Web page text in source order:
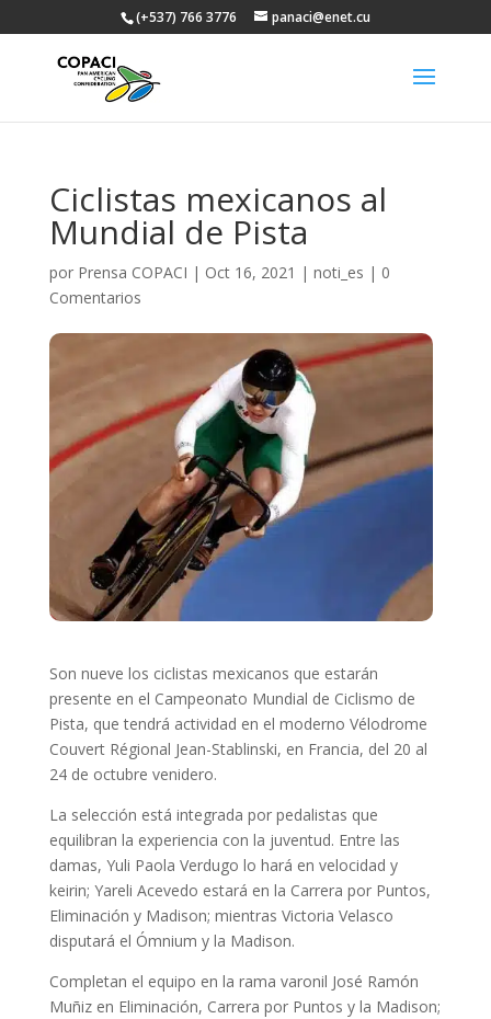
(+537) 766 3776 panaci@enet.cu
Ciclistas mexicanos al
Mundial de Pista
por Prensa COPACI | Oct 16, 2021 | noti_es | 0
Comentarios
Son nueve los ciclistas mexicanos que estarán
presente en el Campeonato Mundial de Ciclismo de
Pista, que tendrá actividad en el moderno Vélodrome
Couvert Régional Jean-Stablinski, en Francia, del 20 al
24 de octubre venidero.
La selección está integrada por pedalistas que
equilibran la experiencia con la juventud. Entre las
damas, Yuli Paola Verdugo lo hará en velocidad y
keirin; Yareli Acevedo estará en la Carrera por Puntos,
Eliminación y Madison; mientras Victoria Velasco
disputará el Ómnium y la Madison.
Completan el equipo en la rama varonil José Ramón
Muñiz en Eliminación, Carrera por Puntos y la Madison;